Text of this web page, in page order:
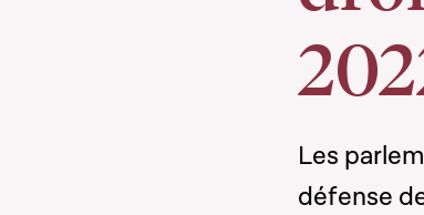
Les
défense